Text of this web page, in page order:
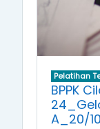
Pelatihan
BPPK
A_20/